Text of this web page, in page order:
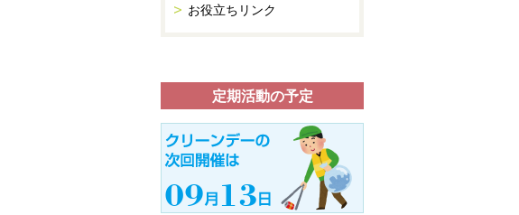
お役立ちリンク
定期活動の予定
09 13